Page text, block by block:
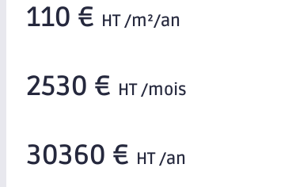
110 € HT /m²/an
2530 € HT /mois
30360 € HT /an